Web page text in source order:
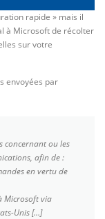
rapide » mais il
à Microsoft de récolter
sur votre
envoyées par
concernant ou les
afin de :
en vertu de
Microsoft via
Unis […]